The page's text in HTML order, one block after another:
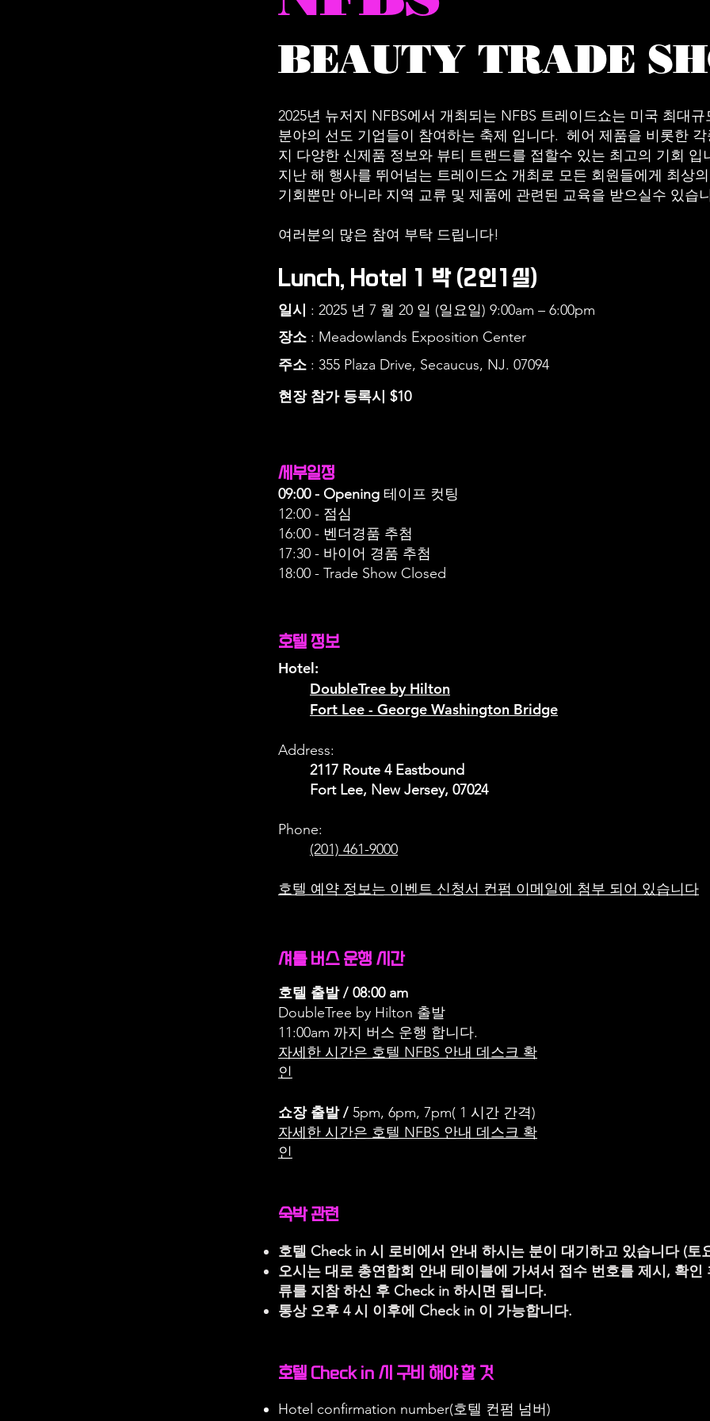
BEAUTY TRADE
2025년 뉴저지 NFBS에서 개최되는 NFBS 트레이드쇼는 미국 최대
분야의 선도 기업들이 참여하는 축제 입니다. 헤어 제품을 비롯한
지 다양한 신제품 정보와 뷰티 트랜드를 접할수 있는 최고의 기회 입
지난 해 행사를 뛰어넘는 트레이드쇼 개최로 모든 회원들에게 최상
기회뿐만 아니라 지역 교류 및 제품에 관련된 교육을 받으실수 있습
여러분의 많은 참여 부탁 드립니다!
Lunch, Hotel 1 박 (2인1실)
일시 : 2025 년 7 월 20 일 (일요일) 9:00am – 6:00pm
장소 : Meadowlands Exposition Center
주소 : 355 Plaza Drive, Secaucus, NJ. 07094
현장 참가 등록시 $10
​세부일정
09:00 - Opening 테이프 컷팅
12:00 - 점심
16:00 - 벤더경품 추첨
17:30 - 바이어 경품 추첨
18:00 - Trade Show Closed
호텔 정보
Hotel:
DoubleTree by Hilton
Fort Lee - George Washington Bridge
Address:
2117 Route 4 Eastbound
Fort Lee, New Jersey, 07024
Phone:
(201) 461-9000
​호텔 예약 정보는 이벤트 신청서 컨펌 이메일에 첨부 되어 있습니다
셔틀 버스 운행 시간
호텔 출발 / 08:00 am
DoubleTree by Hilton 출발
11:00am 까지 버스 운행 합니다.
자세한 시간은 호텔 NFBS 안내 데스크 확
인
쇼장 출발 / 5pm, 6pm, 7pm( 1 시간 간격)
​자세한 시간은 호텔 NFBS 안내 데스크 확
인
숙박 관련
호텔 Check in 시 로비에서 안내 하시는 분이 대기하고 있습니다 (토
오시는 대로 총연합회 안내 테이블에 가셔서 접수 번호를 제시, 확인
류를 지참 하신 후 Check in 하시면 됩니다.
통상 오후 4 시 이후에 Check in 이 가능합니다.
호텔 Check in 시 구비 해야 할 것
Hotel confirmation number(호텔 컨펌 넘버)